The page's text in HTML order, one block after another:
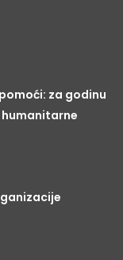
za godinu